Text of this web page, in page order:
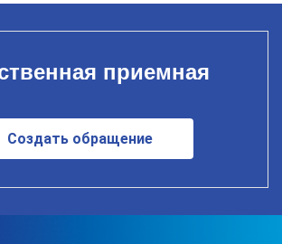
приемная
Создать обращение